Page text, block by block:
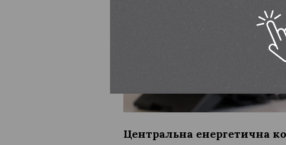
Центральна енергетична